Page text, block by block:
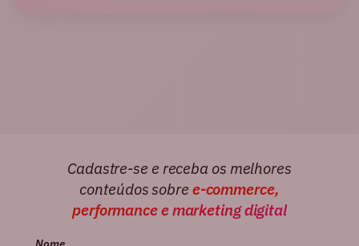
Cadastre-se e receba os melhores
conteúdos sobre e-commerce,
performance e marketing digital